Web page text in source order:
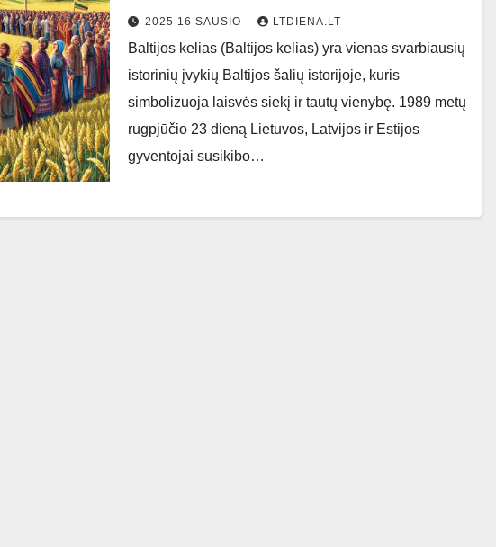
2025 16 SAUSIO LTDIENA.LT
Baltijos kelias (Baltijos kelias) yra vienas svarbiausių
istorinių įvykių Baltijos šalių istorijoje, kuris
simbolizuoja laisvės siekį ir tautų vienybę. 1989 metų
rugpjūčio 23 dieną Lietuvos, Latvijos ir Estijos
gyventojai susikibo…